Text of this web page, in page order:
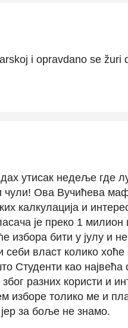
i opravdano se žuri
утисак недеље где
чули! Ова Вучићева
калкулација и
је преко 1
избора бити у јулу и
власт колико
Студенти као
разних користи и
изборе толико ме и
јер за боље не знамо.